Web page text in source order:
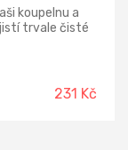
koupelnu a
trvale čisté
231 Kč